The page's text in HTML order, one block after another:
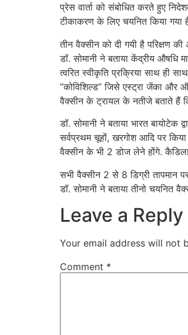
प्रेस वार्ता को संबोधित करते हुए
टीकाकरण के लिए चयनित किया
तीन वैक्सीन को दी गयी है परिक्षण की
डॉ. सोमानी ने बताया केंद्रीय
त्वरित स्वीकृति प्रक्रिया साथ ही
”कोविशिल्ड” जिसे एस्ट्रा जेंका और
वैक्सीन के ट्रायल के नतीजे बताते हैं
डॉ. सोमानी ने बताया भारत
सर्वप्रथम चूहों, खरगोश आदि पर
वैक्सीन के भी 2 डोज लेने होंगे.
सभी वैक्सीन 2 से 8 डिग्री तापमान
डॉ. सोमानी ने बताया तीनो चयनित
Leave a Reply
Your email address will not
Comment *